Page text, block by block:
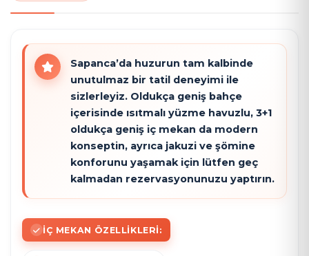
Sapanca’da huzurun tam kalbinde
unutulmaz bir tatil deneyimi ile
sizlerleyiz. Oldukça geniş bahçe
içerisinde ısıtmalı yüzme havuzlu, 3+1
oldukça geniş iç mekan da modern
konseptin, ayrıca jakuzi ve şömine
konforunu yaşamak için lütfen geç
kalmadan rezervasyonunuzu yaptırın.
İÇ MEKAN ÖZELLIKLERI: